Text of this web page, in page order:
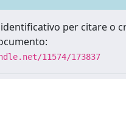
per citare o
11574/173837